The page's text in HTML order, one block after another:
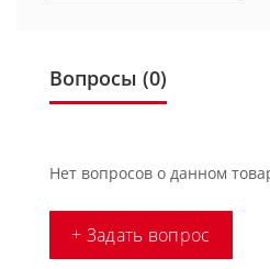
Вопросы (0)
Нет вопросов о данном
+ Задать вопрос